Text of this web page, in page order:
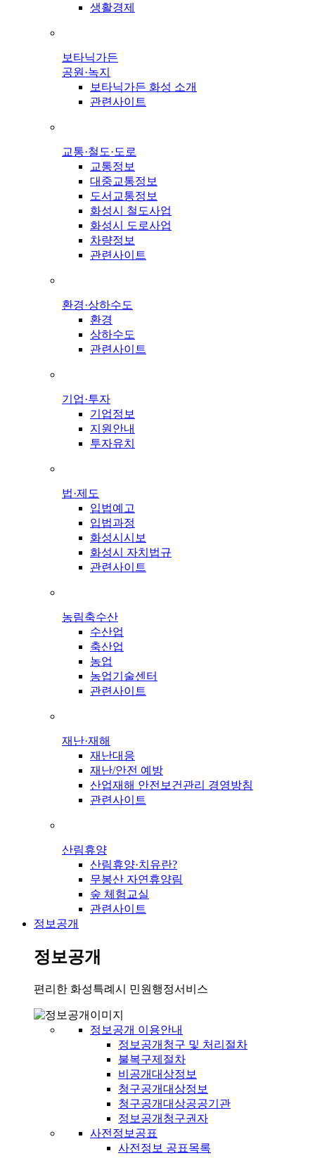
생활경제
보타닉가든
공원·녹지
보타닉가든 화성 소개
관련사이트
교통·철도·도로
교통정보
대중교통정보
도서교통정보
화성시 철도사업
화성시 도로사업
차량정보
관련사이트
환경·상하수도
환경
상하수도
관련사이트
기업·투자
기업정보
지원안내
투자유치
법·제도
입법예고
입법과정
화성시시보
화성시 자치법규
관련사이트
농림축수산
수산업
축산업
농업
농업기술센터
관련사이트
재난·재해
재난대응
재난/안전 예방
산업재해 안전보건관리 경영방침
관련사이트
산림휴양
산림휴양·치유란?
무봉산 자연휴양림
숲 체험교실
관련사이트
정보공개
정보공개
편리한 화성특례시 민원행정서비스
정보공개 이용안내
정보공개청구 및 처리절차
불복구제절차
비공개대상정보
청구공개대상정보
청구공개대상공공기관
정보공개청구권자
사전정보공표
사전정보 공표목록